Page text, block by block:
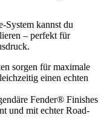
kannst du
– perfekt für
sorgen für maximale
einen echten
Fender® Finishes
und mit echter Road-